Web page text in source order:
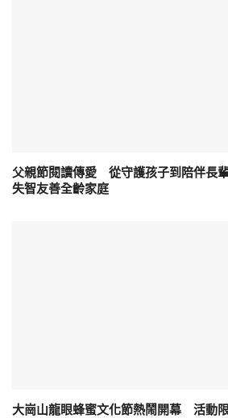
父親節閱讀傳愛 從守護孩子到陪伴長
失智友善全齡家庭
大崗山龍眼蜂蜜文化節熱鬧開幕 活動